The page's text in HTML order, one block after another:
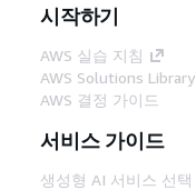
시작하기
AWS 실습 지침
AWS Solutions Library
AWS 결정 가이드
서비스 가이드
생성형 AI 서비스 선택